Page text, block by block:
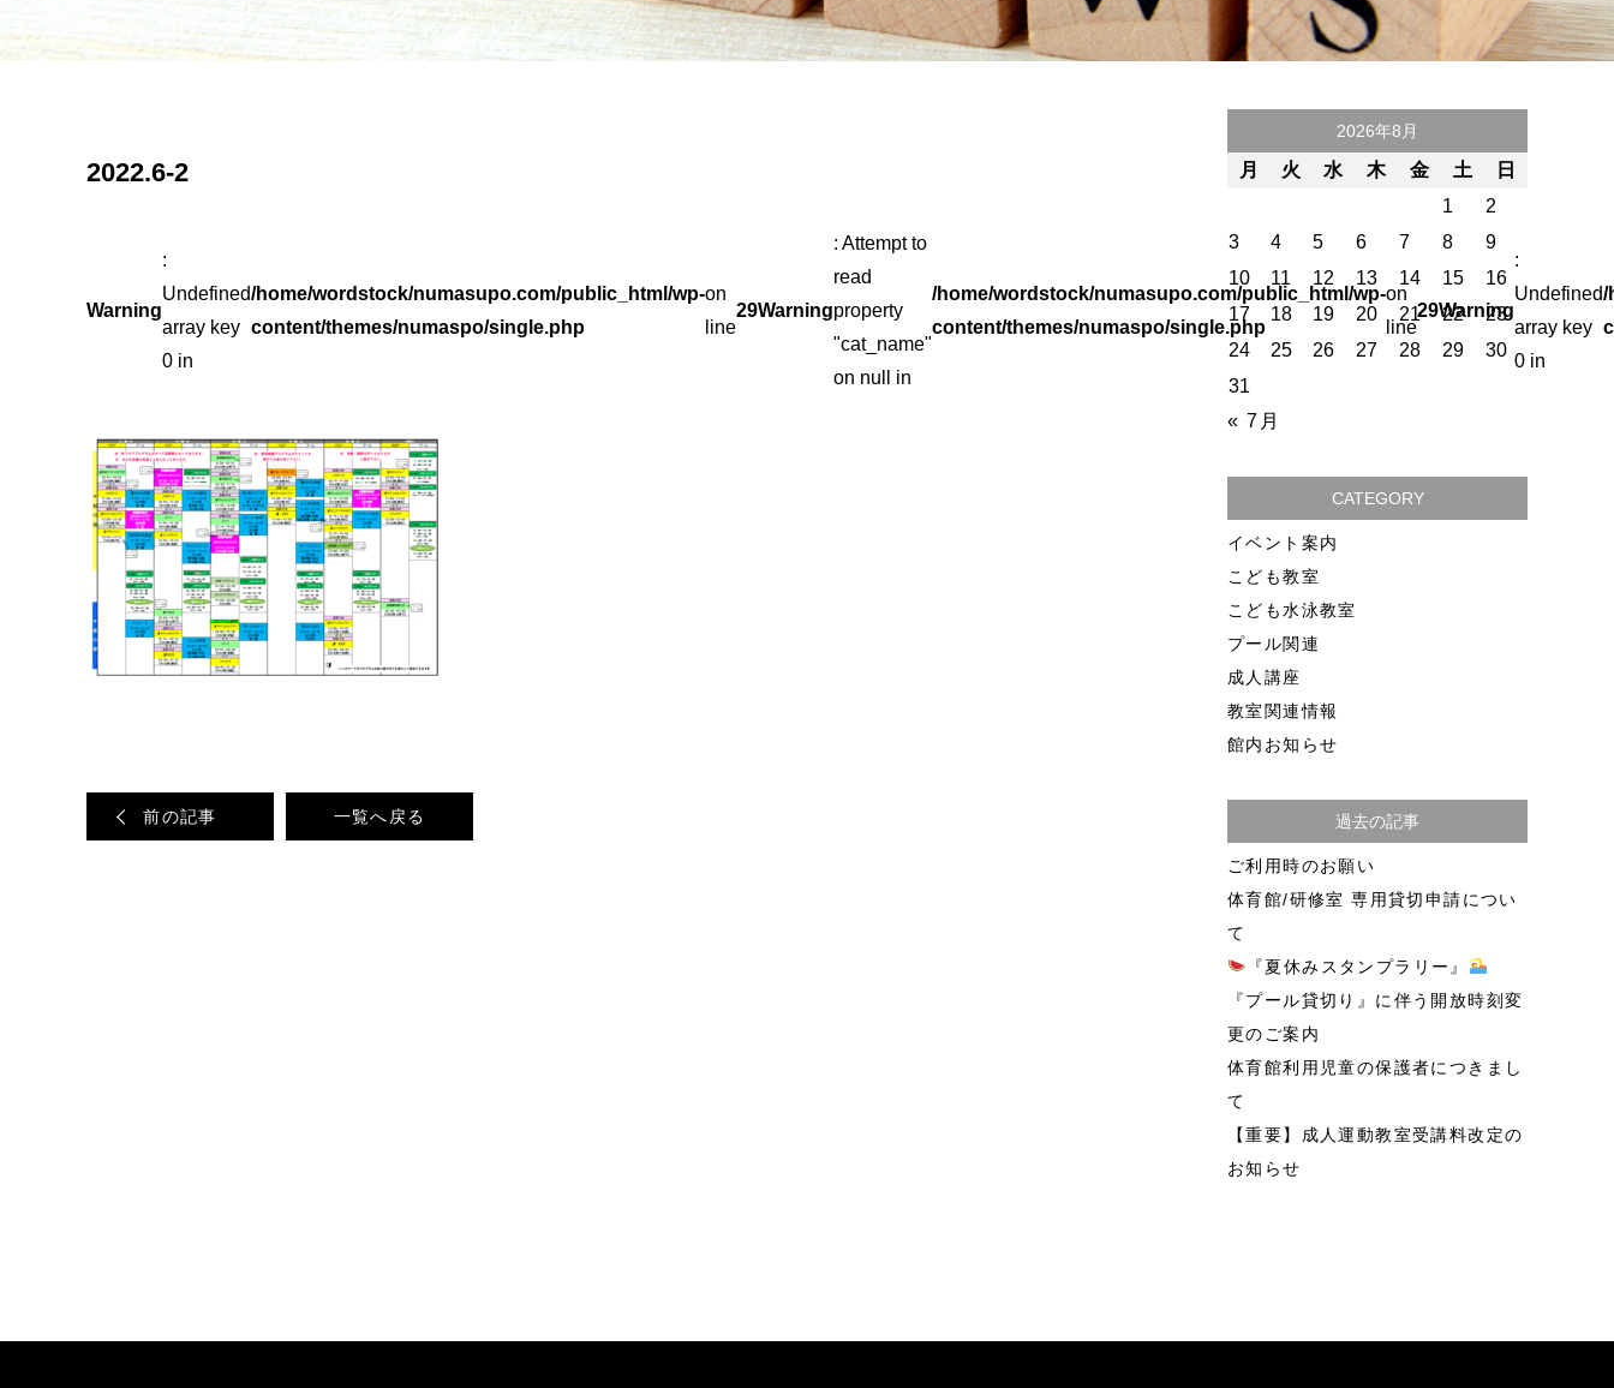
2022.6-2
Warning
:
Undefined
array key
0 in
/home/wordstock/numasupo.com/public_html/wp-
content/themes/numaspo/single.php
on
line
29Warning
: Attempt to
read
property
"cat_name"
on null in
/home/wordstock/numasupo.com/public_html/wp-
content/themes/numaspo/single.php
on
line
29Warning
:
Undefined
array key
0 in
/
前の記事 一覧へ戻る
2026年8月
月 火 水 木 金 土
日
1
2
3
4 5 6 7 8
9
10
11 12 13 14 15
16
17
18 19 20 21 22
23
24
25 26 27 28 29
30
31
« 7月
CATEGORY
イベント案内
こども教室
こども水泳教室
プール関連
成人講座
教室関連情報
館内お知らせ
過去の記事
ご利用時のお願い
体育館/研修室 専用貸切申請につい
て
『夏休みスタンプラリー』
『プール貸切り』に伴う開放時刻変
更のご案内
体育館利用児童の保護者につきまし
て
【重要】成人運動教室受講料改定の
お知らせ